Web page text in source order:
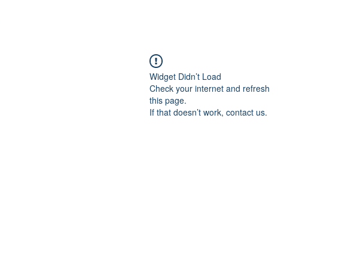
Widget Didn’t Load
Check your internet and refresh
this page.
If that doesn’t work, contact us.